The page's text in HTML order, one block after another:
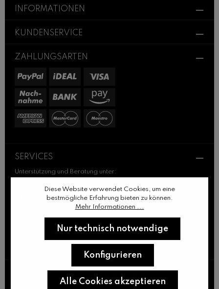
Kenntnis genommen und die
Die mit einem Stern (*) markierten Felder sind
INFORMATIONEN
KUNDENSERVICE
ZAHLUNGSARTEN
SERVICES
Unterstützung und Beratung unter:
+49 761 489 414 64
+49 176 47 22 69 45
Oder über unser Kontaktformular.
info@multimo-schrankbetten.de
Vertrag widerrufen
Diese Website verwendet Cookies, um eine
bestmögliche Erfahrung bieten zu können.
Mehr Informationen ...
Nur technisch notwendige
Konfigurieren
Alle Cookies akzeptieren